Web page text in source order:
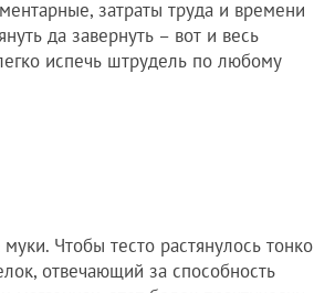
затраты труда и времени
да завернуть – вот и весь
испечь штрудель по любому
Чтобы тесто растянулось тонко
отвечающий за способность